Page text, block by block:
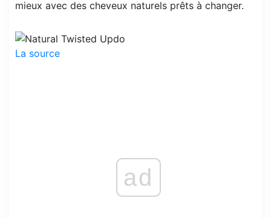
mieux avec des cheveux naturels prêts à changer.
La source
ad